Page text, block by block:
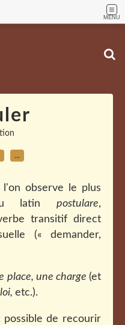
MENU
…
observe le plus
latin postulare,
transitif direct
(« demander,
place, une charge (et
etc.).
possible de recourir